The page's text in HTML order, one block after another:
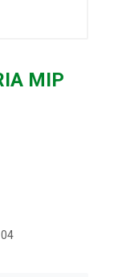
MIP